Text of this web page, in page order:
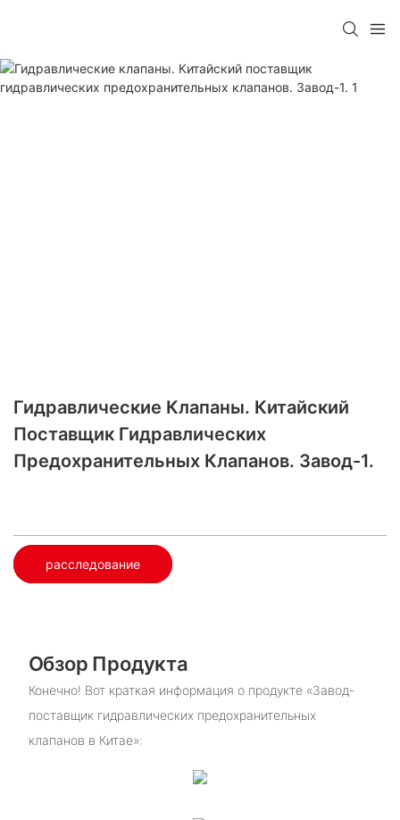
Гидравлические Клапаны. Китайский
Поставщик Гидравлических
Предохранительных Клапанов. Завод-1.
расследование
Обзор Продукта
Конечно! Вот краткая информация о продукте «Завод-
поставщик гидравлических предохранительных
клапанов в Китае»: